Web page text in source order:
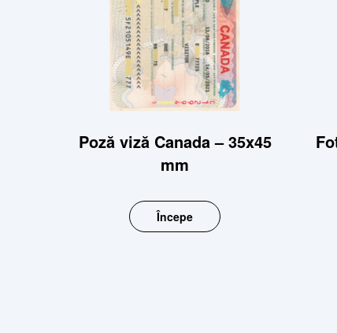
Poză viză Canada – 35x45
mm
Începe